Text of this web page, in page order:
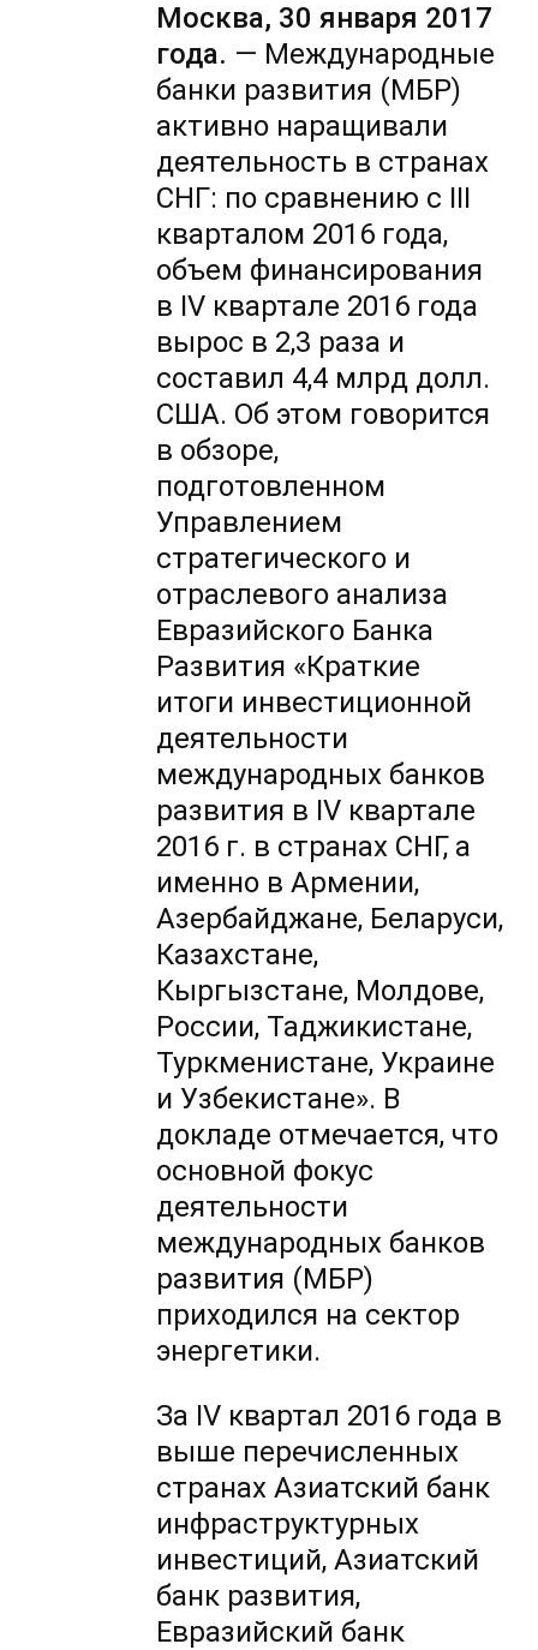
Москва, 30 января 2017
года. — Международные
банки развития (МБР)
активно наращивали
деятельность в странах
СНГ: по сравнению с III
кварталом 2016 года,
объем финансирования
в IV квартале 2016 года
вырос в 2,3 раза и
составил 4,4 млрд долл.
США. Об этом говорится
в обзоре,
подготовленном
Управлением
стратегического и
отраслевого анализа
Евразийского Банка
Развития «Краткие
итоги инвестиционной
деятельности
международных банков
развития в IV квартале
2016 г. в странах СНГ, а
именно в Армении,
Азербайджане, Беларуси,
Казахстане,
Кыргызстане, Молдове,
России, Таджикистане,
Туркменистане, Украине
и Узбекистане». В
докладе отмечается, что
основной фокус
деятельности
международных банков
развития (МБР)
приходился на сектор
энергетики.
За IV квартал 2016 года в
выше перечисленных
странах Азиатский банк
инфраструктурных
инвестиций, Азиатский
банк развития,
Евразийский банк